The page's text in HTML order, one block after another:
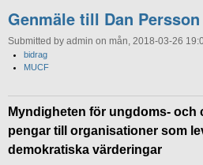
Genmäle till Dan Persson
Submitted by admin on mån, 2018-03-26
bidrag
MUCF
Myndigheten för ungdoms- och
pengar till organisationer som
demokratiska värderingar